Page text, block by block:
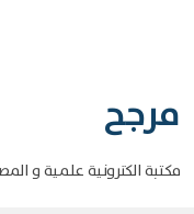
مرجح
مكتبة الكترونية علمية و